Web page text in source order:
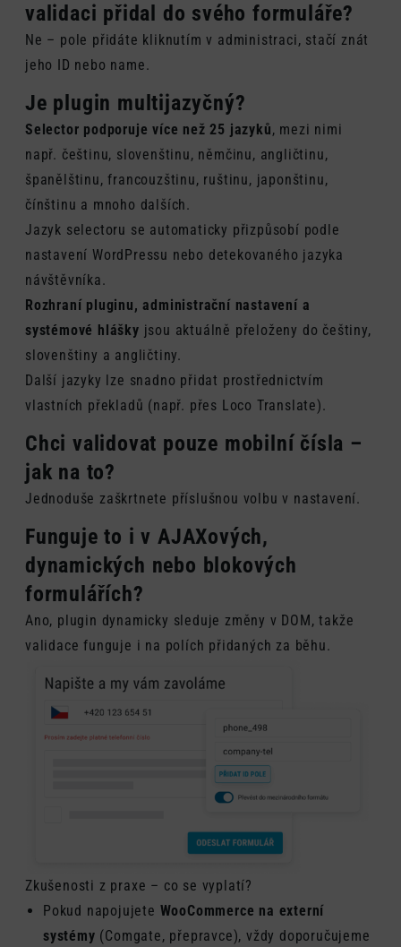
validaci přidal do svého formuláře?
Ne – pole přidáte kliknutím v administraci, stačí znát
jeho ID nebo name.
Je plugin multijazyčný?
Selector podporuje více než 25 jazyků, mezi nimi
např. češtinu, slovenštinu, němčinu, angličtinu,
španělštinu, francouzštinu, ruštinu, japonštinu,
čínštinu a mnoho dalších.
Jazyk selectoru se automaticky přizpůsobí podle
nastavení WordPressu nebo detekovaného jazyka
návštěvníka.
Rozhraní pluginu, administrační nastavení a
systémové hlášky jsou aktuálně přeloženy do češtiny,
slovenštiny a angličtiny.
Další jazyky lze snadno přidat prostřednictvím
vlastních překladů (např. přes Loco Translate).
Chci validovat pouze mobilní čísla –
jak na to?
Jednoduše zaškrtnete příslušnou volbu v nastavení.
Funguje to i v AJAXových,
dynamických nebo blokových
formulářích?
Ano, plugin dynamicky sleduje změny v DOM, takže
validace funguje i na polích přidaných za běhu.
Zkušenosti z praxe – co se vyplatí?
Pokud napojujete WooCommerce na externí
systémy (Comgate, přepravce), vždy doporučujeme